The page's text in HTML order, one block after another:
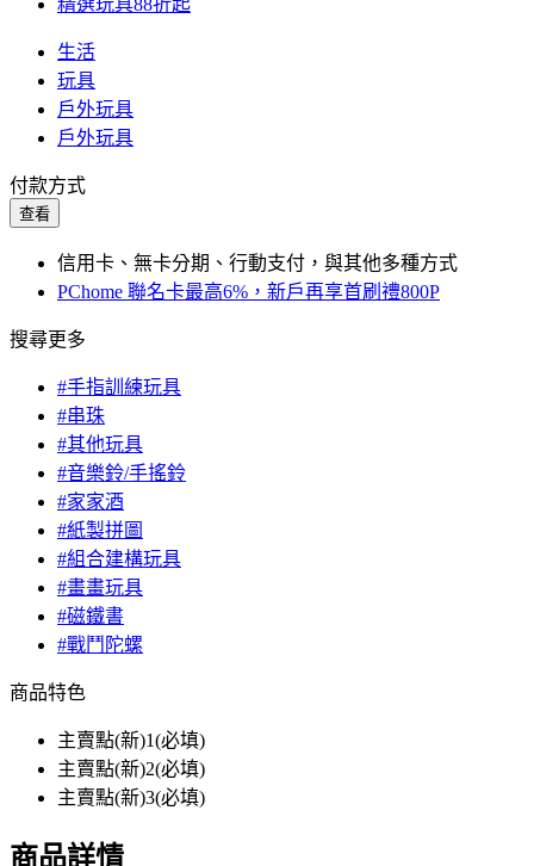
精選玩具88折起
生活
玩具
戶外玩具
戶外玩具
付款方式
查看
信用卡、無卡分期、行動支付，與其他多種方式
PChome 聯名卡最高6%，新戶再享首刷禮800P
搜尋更多
#手指訓練玩具
#串珠
#其他玩具
#音樂鈴/手搖鈴
#家家酒
#紙製拼圖
#組合建構玩具
#畫畫玩具
#磁鐵書
#戰鬥陀螺
商品特色
主賣點(新)1(必填)
主賣點(新)2(必填)
主賣點(新)3(必填)
商品詳情